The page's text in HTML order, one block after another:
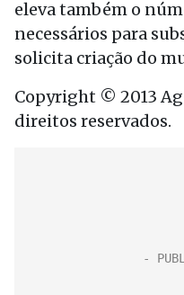
eleva também o
necessários para
solicita criação do
Copyright © 2013
direitos reservados.